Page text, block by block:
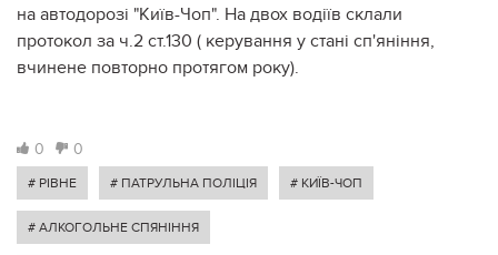
на автодорозі "Київ-Чоп". На двох водіїв склали
протокол за ч.2 ст.130 ( керування у стані сп'яніння,
вчинене повторно протягом року).
0 0
# РІВНЕ # ПАТРУЛЬНА ПОЛІЦІЯ # КИЇВ-ЧОП
# АЛКОГОЛЬНЕ СПЯНІННЯ